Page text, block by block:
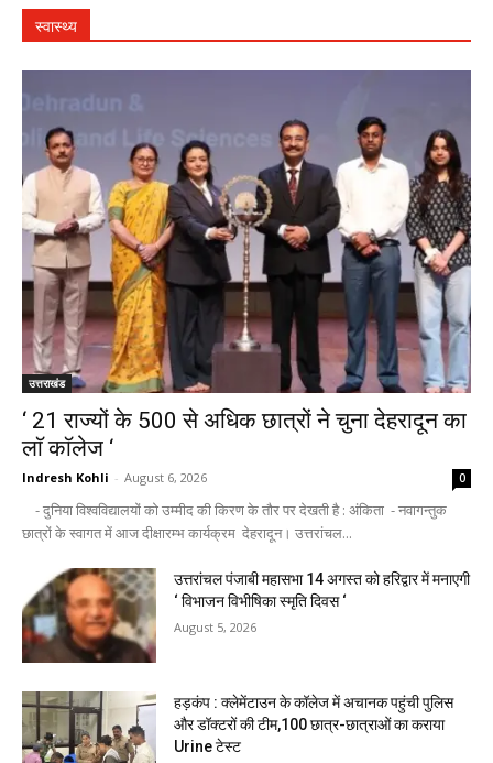
स्वास्थ्य
उत्तराखंड
‘ 21 राज्यों के 500 से अधिक छात्रों ने चुना देहरादून का
लाॅ काॅलेज ‘
Indresh Kohli - August 6, 2026 0
- दुनिया विश्वविद्यालयों को उम्मीद की किरण के तौर पर देखती है : अंकिता - नवागन्तुक
छात्रों के स्वागत में आज दीक्षारम्भ कार्यक्रम देहरादून। उत्तरांचल...
उत्तरांचल पंजाबी महासभा 14 अगस्त को हरिद्वार में मनाएगी
‘ विभाजन विभीषिका स्मृति दिवस ‘
August 5, 2026
हड़कंप : क्लेमेंटाउन के कॉलेज में अचानक पहुंची पुलिस
और डॉक्टरों की टीम,100 छात्र-छात्राओं का कराया
Urine टेस्ट